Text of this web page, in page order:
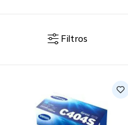
Filtros